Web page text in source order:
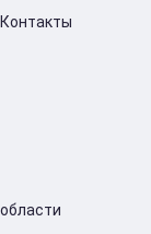
Контакты